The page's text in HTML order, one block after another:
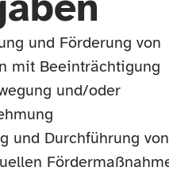
und Förderung von
mit Beeinträchtigung
und/oder
und Durchführung von